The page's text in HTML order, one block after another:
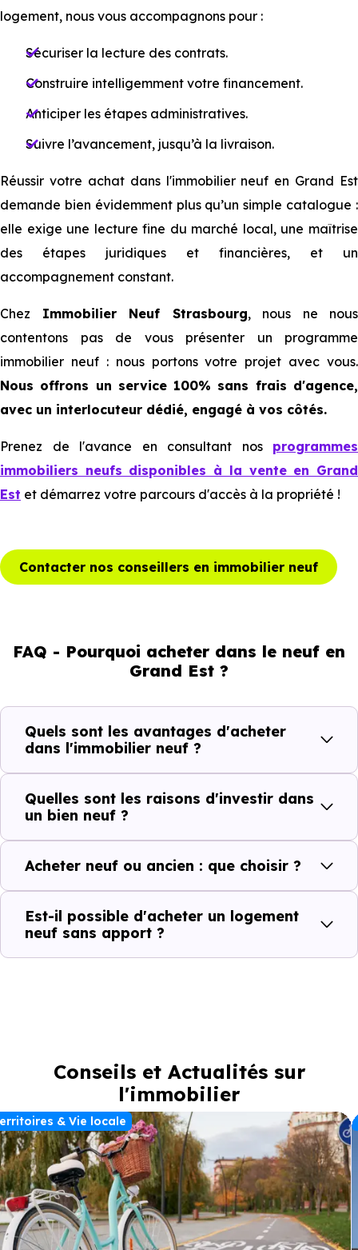
logement, nous vous accompagnons pour :
Sécuriser la lecture des contrats.
Construire intelligemment votre financement.
Anticiper les étapes administratives.
Suivre l’avancement, jusqu’à la livraison.
Réussir votre achat dans l'immobilier neuf en Grand Est
demande bien évidemment plus qu’un simple catalogue :
elle exige une lecture fine du marché local, une maîtrise
des étapes juridiques et financières, et un
accompagnement constant.
Chez Immobilier Neuf Strasbourg, nous ne nous
contentons pas de vous présenter un programme
immobilier neuf : nous portons votre projet avec vous.
Nous offrons un service 100% sans frais d'agence,
avec un interlocuteur dédié, engagé à vos côtés.
Prenez de l'avance en consultant nos programmes
immobiliers neufs disponibles à la vente en Grand
Est et démarrez votre parcours d'accès à la propriété !
Contacter nos conseillers en immobilier neuf
FAQ - Pourquoi acheter dans le neuf en
Grand Est ?
Quels sont les avantages d'acheter
dans l'immobilier neuf ?
Quelles sont les raisons d'investir dans
un bien neuf ?
Acheter neuf ou ancien : que choisir ?
Est-il possible d'acheter un logement
neuf sans apport ?
Conseils et Actualités sur
l'immobilier
& Vie locale